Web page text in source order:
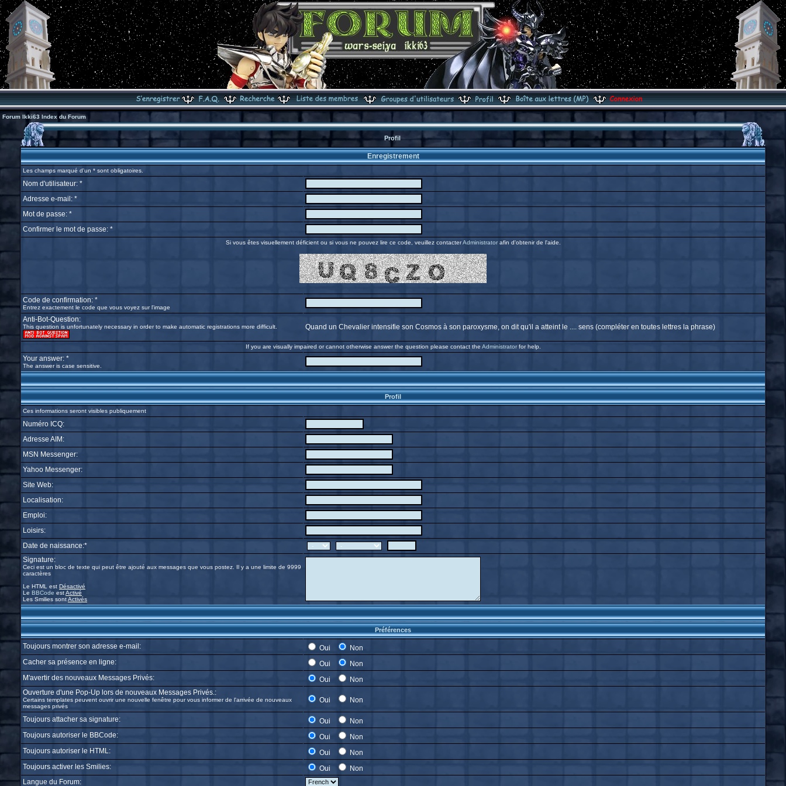
Forum Ikki63 Index du Forum
Profil
Enregistrement
Les champs marqué d'un * sont obligatoires.
Nom d'utilisateur: *
Adresse e-mail: *
Mot de passe: *
Confirmer le mot de passe: *
Si vous êtes visuellement déficient ou si vous ne pouvez lire ce code, veuillez contacterAdministratorafin d'obtenir de l'aide.
Code de confirmation: *
Entrez exactement le code que vous voyez sur l'image
Anti-Bot-Question:
This question is unfortunately necessary in order to make automatic registrations more difficult. Quand un Chevalier intensifie son Cosmos à son paroxysme, on dit qu'il a atteint le .... sens (compléter en toutes lettres la phrase)
If you are visually impaired or cannot otherwise answer the question please contact the Administratorfor help.
Your answer: *
The answer is case sensitive.
Profil
Ces informations seront visibles publiquement
Numéro ICQ:
Adresse AIM:
MSN Messenger:
Yahoo Messenger:
Site Web:
Localisation:
Emploi:
Loisirs:
Date de naissance:*
Signature:
Ceci est un bloc de texte qui peut être ajouté aux messages que vous postez. Il y a une limite de 9999
caractères
Le HTML est Désactivé
Le BBCode estActivé
Les Smilies sontActivés
Préférences
Toujours montrer son adresse e-mail: Oui
Non
Cacher sa présence en ligne:
Oui
Non
M'avertir des nouveaux Messages Privés:
Oui
Non
Ouverture d'une Pop-Up lors de nouveaux Messages Privés.:
Certains templates peuvent ouvrir une nouvelle fenêtre pour vous informer de l'arrivée de nouveaux
messages privés
Oui Non
Toujours attacher sa signature: Oui
Non
Toujours autoriser le BBCode:
Oui
Non
Toujours autoriser le HTML:
Oui
Non
Toujours activer les Smilies:
Oui
Non
Langue du Forum: